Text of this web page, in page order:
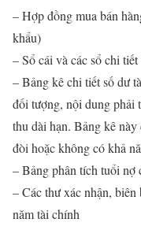
– Hợp đồng mua bán
khẩu)
– Sổ cái và các sổ chi
– Bảng kê chi tiết số dư
đối tượng, nội dung phải
thu dài hạn. Bảng kê
đòi hoặc không có khả
– Bảng phân tích tuổi nợ
– Các thư xác nhận,
năm tài chính